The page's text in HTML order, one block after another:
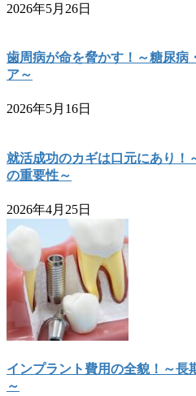
2026年5月26日
歯周病が命を脅かす！～糖尿病
ア～
2026年5月16日
就活成功のカギは口元にあり！
の重要性～
2026年4月25日
インプラント費用の全貌！～長
～